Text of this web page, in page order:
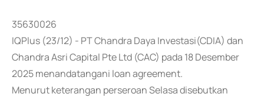
35630026
IQPlus (23/12) - PT Chandra Daya Investasi(CDIA) dan
Chandra Asri Capital Pte Ltd (CAC) pada 18 Desember
2025 menandatangani loan agreement.
Menurut keterangan perseroan Selasa disebutkan